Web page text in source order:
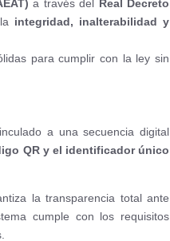
a través del Real Decreto
integridad, inalterabilidad y
para cumplir con la ley sin
a una secuencia digital
QR y el identificador único
la transparencia total ante
cumple con los requisitos